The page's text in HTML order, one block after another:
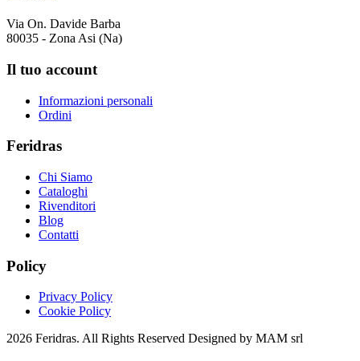
Via On. Davide Barba
80035 - Zona Asi (Na)
Il tuo account
Informazioni personali
Ordini
Feridras
Chi Siamo
Cataloghi
Rivenditori
Blog
Contatti
Policy
Privacy Policy
Cookie Policy
2026 Feridras. All Rights Reserved Designed by MAM srl